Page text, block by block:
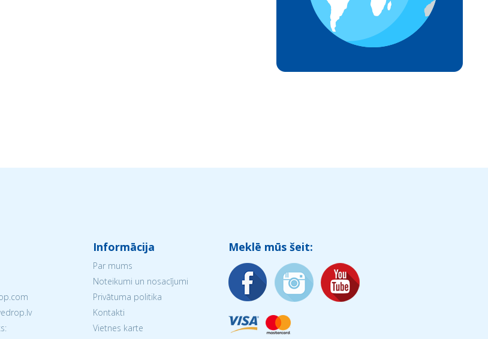
Informācija
Par mums
Noteikumi un nosacījumi
Privātuma politika
Kontakti
Vietnes karte
Meklē mūs šeit: